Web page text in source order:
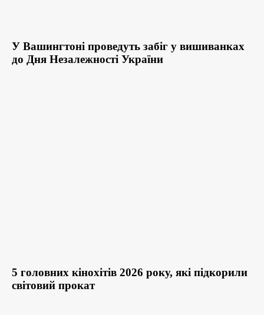
У Вашингтоні проведуть забіг у вишиванках
до Дня Незалежності України
5 головних кінохітів 2026 року, які підкорили
світовий прокат